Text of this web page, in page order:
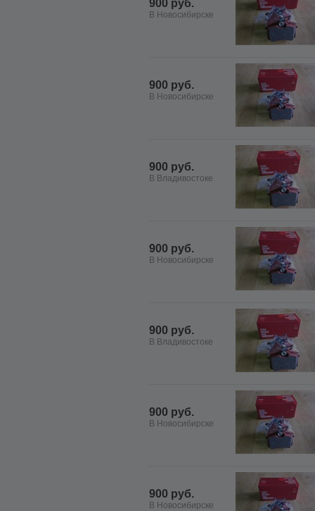
900 руб.
В Новосибирске
900 руб.
В Новосибирске
900 руб.
В Владивостоке
900 руб.
В Новосибирске
900 руб.
В Владивостоке
900 руб.
В Новосибирске
900 руб.
В Новосибирске